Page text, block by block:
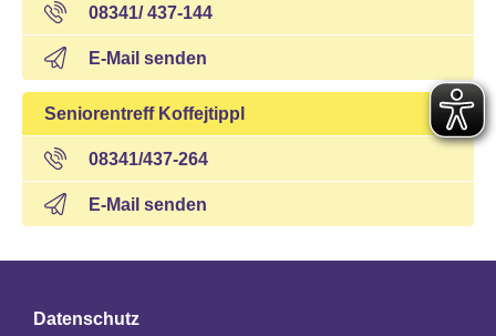
08341/ 437-144
E-Mail senden
Seniorentreff Koffejtippl
08341/437-264
E-Mail senden
Datenschutz